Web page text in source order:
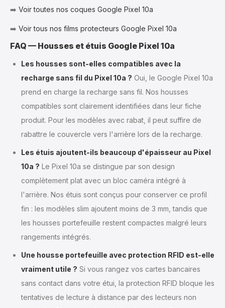
➡️ Voir toutes nos coques Google Pixel 10a
➡️ Voir tous nos films protecteurs Google Pixel 10a
FAQ — Housses et étuis Google Pixel 10a
Les housses sont-elles compatibles avec la
recharge sans fil du Pixel 10a ? Oui, le Google Pixel 10a
prend en charge la recharge sans fil. Nos housses
compatibles sont clairement identifiées dans leur fiche
produit. Pour les modèles avec rabat, il peut suffire de
rabattre le couvercle vers l'arrière lors de la recharge.
Les étuis ajoutent-ils beaucoup d'épaisseur au Pixel
10a ? Le Pixel 10a se distingue par son design
complètement plat avec un bloc caméra intégré à
l'arrière. Nos étuis sont conçus pour conserver ce profil
fin : les modèles slim ajoutent moins de 3 mm, tandis que
les housses portefeuille restent compactes malgré leurs
rangements intégrés.
Une housse portefeuille avec protection RFID est-elle
vraiment utile ? Si vous rangez vos cartes bancaires
sans contact dans votre étui, la protection RFID bloque les
tentatives de lecture à distance par des lecteurs non